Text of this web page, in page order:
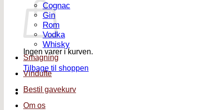
Ingen varer i kurven.
Tilbage til shoppen
Cognac
Gin
Rom
Vodka
Whisky
Smagning
Vindufte
Bestil gavekurv
Om os